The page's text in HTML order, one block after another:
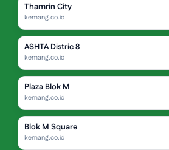
Thamrin City
kemang.co.id
ASHTA Distric 8
kemang.co.id
Plaza Blok M
kemang.co.id
Blok M Square
kemang.co.id